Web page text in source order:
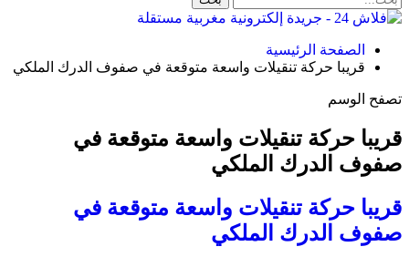
الصفحة الرئيسية
قريبا حركة تنقيلات واسعة متوقعة في صفوف الدرك الملكي
تصفح الوسم
قريبا حركة تنقيلات واسعة متوقعة في
صفوف الدرك الملكي
قريبا حركة تنقيلات واسعة متوقعة في
صفوف الدرك الملكي